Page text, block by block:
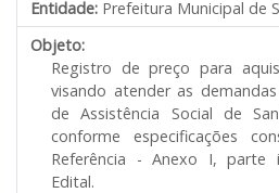
Entidade: Prefeitura Municipal de
Objeto:
Registro de preço para
visando atender as
de Assistência Social de
conforme especificações
Referência - Anexo I, parte
Edital.